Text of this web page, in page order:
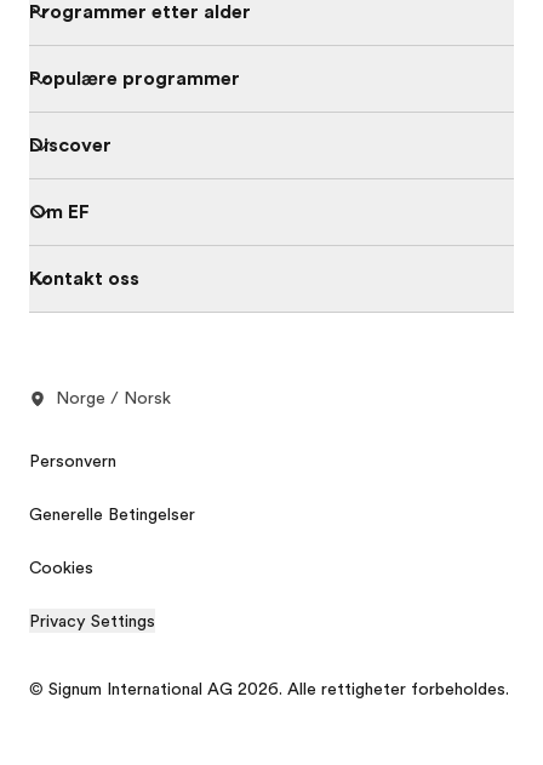
Programmer etter alder
Populære programmer
Discover
Om EF
Kontakt oss
Norge / Norsk
Personvern
Generelle Betingelser
Cookies
Privacy Settings
© Signum International AG 2026. Alle rettigheter forbeholdes.